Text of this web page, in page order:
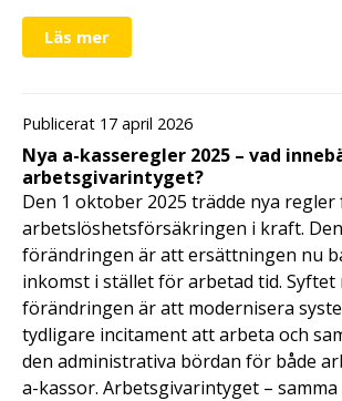
Läs mer
Publicerat 17 april 2026
Nya a-kasseregler 2025 – vad
arbetsgivarintyget?
Den 1 oktober 2025 trädde nya
arbetslöshetsförsäkringen i kraft.
förändringen är att ersättningen nu
inkomst i stället för arbetad tid. Syftet
förändringen är att modernisera
tydligare incitament att arbeta och
den administrativa bördan för både
a-kassor. Arbetsgivarintyget – samma